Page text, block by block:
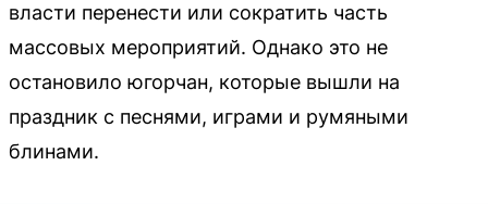
власти перенести или сократить часть
массовых мероприятий. Однако это не
остановило югорчан, которые вышли на
праздник с песнями, играми и румяными
блинами.